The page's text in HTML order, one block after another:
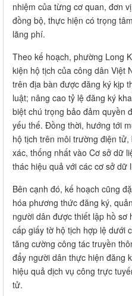
nhiệm của từng cơ quan, đơn
đồng bộ, thực hiện có trọng
lãng phí.
Theo kế hoạch, phường Long
kiện hộ tịch của công dân Việt
trên địa bàn được đăng ký kịp
luật; nâng cao tỷ lệ đăng ký
biệt chú trọng bảo đảm quyền
yếu thế. Đồng thời, hướng tới
hộ tịch trên môi trường điện
xác, thống nhất vào Cơ sở dữ
thác hiệu quả với các cơ sở dữ
Bên cạnh đó, kế hoạch cũng
hóa phương thức đăng ký,
người dân được thiết lập hồ
cấp giấy tờ hộ tịch hợp lệ dưới
tăng cường công tác truyền
đẩy người dân thực hiện đăng
hiệu quả dịch vụ công trực
tử.